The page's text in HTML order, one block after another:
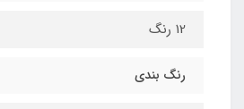
12 رنگ
رنگ بندی